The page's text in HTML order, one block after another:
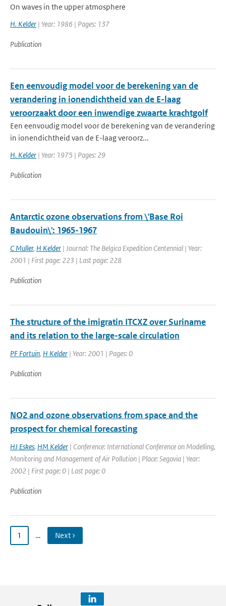
On waves in the upper atmosphere
H. Kelder | Year: 1986 | Pages: 137
Publication
Een eenvoudig model voor de berekening van de
verandering in ionendichtheid van de E-laag
veroorzaakt door een inwendige zwaarte krachtgolf
Een eenvoudig model voor de berekening van de verandering
in ionendichtheid van de E-laag veroorz...
H. Kelder | Year: 1975 | Pages: 29
Publication
Antarctic ozone observations from \'Base Roi
Baudouin\': 1965-1967
C Muller, H Kelder | Journal: The Belgica Expedition Centennial | Year:
2001 | First page: 223 | Last page: 228
Publication
The structure of the imigratin ITCXZ over Suriname
and its relation to the large-scale circulation
PF Fortuin, H Kelder | Year: 2001 | Pages: 0
Publication
NO2 and ozone observations from space and the
prospect for chemical forecasting
HJ Eskes, HM Kelder | Conference: International Conference on Modelling,
Monitoring and Management of Air Pollution | Place: Segovia | Year:
2002 | First page: 0 | Last page: 0
Publication
1 … Next ›